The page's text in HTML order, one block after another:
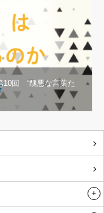
10回 “醜悪な言葉た